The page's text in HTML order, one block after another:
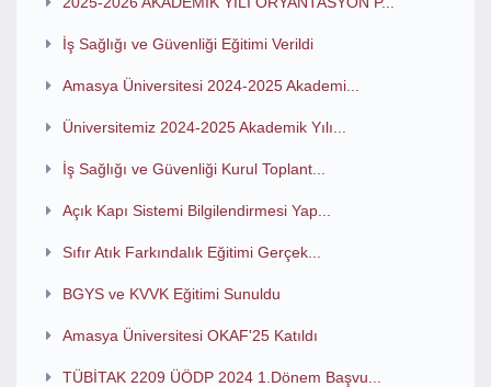
İş Sağlığı ve Güvenliği Eğitimi Verildi
Amasya Üniversitesi 2024-2025 Akademi...
Üniversitemiz 2024-2025 Akademik Yılı...
İş Sağlığı ve Güvenliği Kurul Toplant...
Açık Kapı Sistemi Bilgilendirmesi Yap...
Sıfır Atık Farkındalık Eğitimi Gerçek...
BGYS ve KVVK Eğitimi Sunuldu
Amasya Üniversitesi OKAF'25 Katıldı
TÜBİTAK 2209 ÜÖDP 2024 1.Dönem Başvu...